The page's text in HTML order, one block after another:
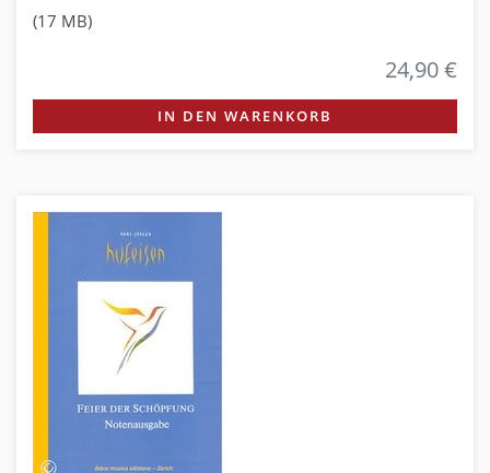
(17 MB)
24,90 €
IN DEN WARENKORB